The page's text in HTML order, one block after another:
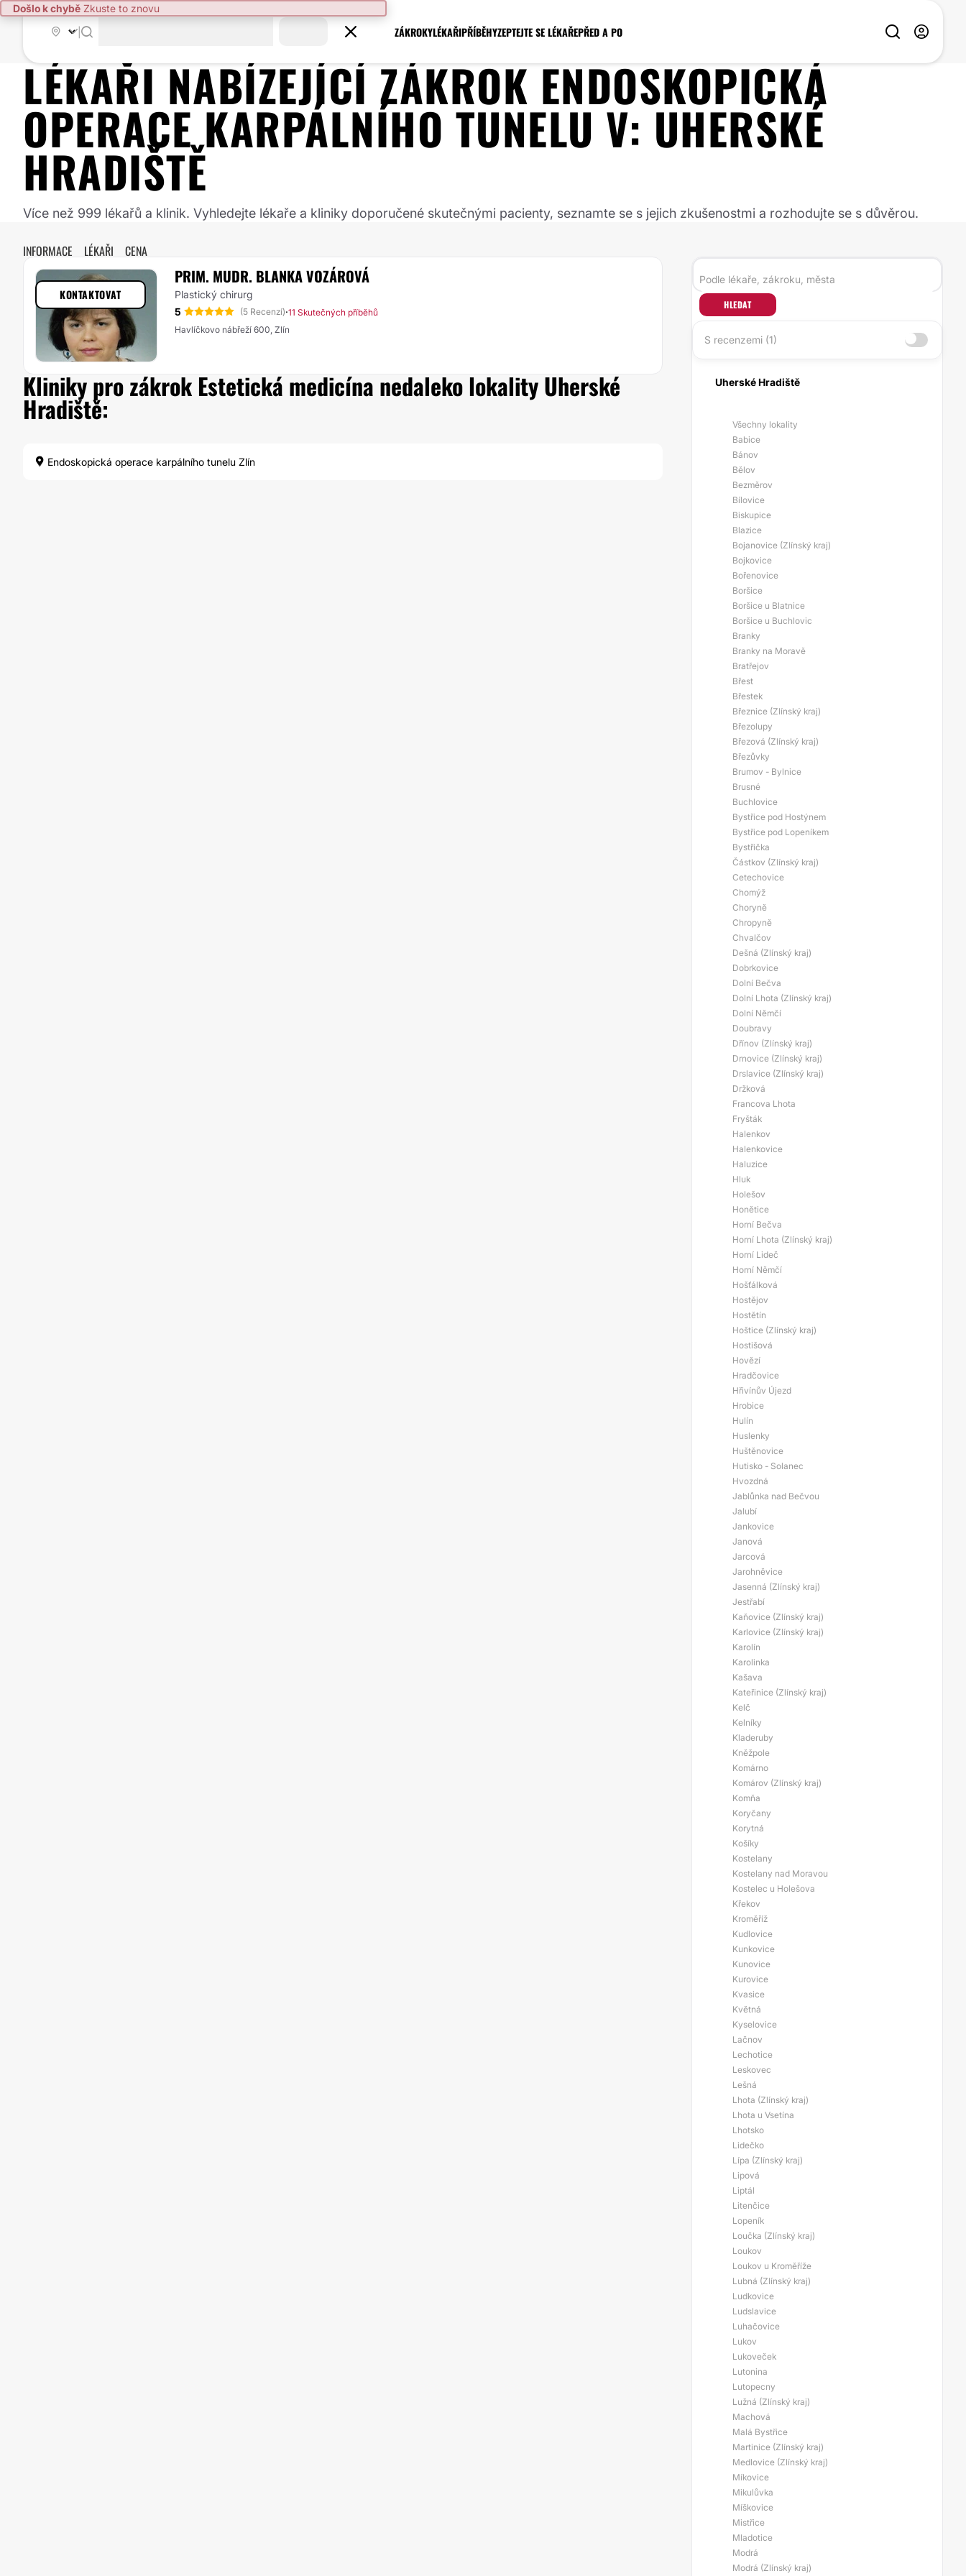
Došlo k chybě Zkuste to znovu
ZÁKROKYLÉKAŘIPŘÍBĚHYZEPTEJTE SE LÉKAŘEPŘED A PO
LÉKAŘI NABÍZEJÍCÍ ZÁKROKENDOSKOPICKÁ
OPERACE KARPÁLNÍHO TUNELU V: UHERSKÉ
HRADIŠTĚ
Více než 999 lékařů a klinik. Vyhledejte lékaře a kliniky doporučené skutečnými pacienty, seznamte se s jejich zkušenostmi a rozhodujte se s důvěrou.
INFORMACE LÉKAŘI CENA
PRIM. MUDR. BLANKA VOZÁROVÁ
Plastický chirurg
5
(5 Recenzí)·11 Skutečných příběhů
Havlíčkovo nábřeží 600, Zlín
KONTAKTOVAT
Kliniky pro zákrok Estetická medicína nedaleko lokality Uherské
Hradiště:
Endoskopická operace karpálního tunelu Zlín
HLEDAT
S recenzemi (1)
Uherské Hradiště
Všechny lokality
Babice
Bánov
Bělov
Bezměrov
Bílovice
Biskupice
Blazice
Bojanovice (Zlínský kraj)
Bojkovice
Bořenovice
Boršice
Boršice u Blatnice
Boršice u Buchlovic
Branky
Branky na Moravě
Bratřejov
Břest
Břestek
Březnice (Zlínský kraj)
Březolupy
Březová (Zlínský kraj)
Březůvky
Brumov - Bylnice
Brusné
Buchlovice
Bystřice pod Hostýnem
Bystřice pod Lopeníkem
Bystřička
Částkov (Zlínský kraj)
Cetechovice
Chomýž
Choryně
Chropyně
Chvalčov
Dešná (Zlínský kraj)
Dobrkovice
Dolní Bečva
Dolní Lhota (Zlínský kraj)
Dolní Němčí
Doubravy
Dřínov (Zlínský kraj)
Drnovice (Zlínský kraj)
Drslavice (Zlínský kraj)
Držková
Francova Lhota
Fryšták
Halenkov
Halenkovice
Haluzice
Hluk
Holešov
Honětice
Horní Bečva
Horní Lhota (Zlínský kraj)
Horní Lideč
Horní Němčí
Hošťálková
Hostějov
Hostětín
Hoštice (Zlínský kraj)
Hostišová
Hovězí
Hradčovice
Hřivínův Újezd
Hrobice
Hulín
Huslenky
Huštěnovice
Hutisko - Solanec
Hvozdná
Jablůnka nad Bečvou
Jalubí
Jankovice
Janová
Jarcová
Jarohněvice
Jasenná (Zlínský kraj)
Jestřabí
Kaňovice (Zlínský kraj)
Karlovice (Zlínský kraj)
Karolín
Karolinka
Kašava
Kateřinice (Zlínský kraj)
Kelč
Kelníky
Kladeruby
Kněžpole
Komárno
Komárov (Zlínský kraj)
Komňa
Koryčany
Korytná
Košíky
Kostelany
Kostelany nad Moravou
Kostelec u Holešova
Křekov
Kroměříž
Kudlovice
Kunkovice
Kunovice
Kurovice
Kvasice
Květná
Kyselovice
Lačnov
Lechotice
Leskovec
Lešná
Lhota (Zlínský kraj)
Lhota u Vsetína
Lhotsko
Lidečko
Lípa (Zlínský kraj)
Lipová
Liptál
Litenčice
Lopeník
Loučka (Zlínský kraj)
Loukov
Loukov u Kroměříže
Lubná (Zlínský kraj)
Ludkovice
Ludslavice
Luhačovice
Lukov
Lukoveček
Lutonina
Lutopecny
Lužná (Zlínský kraj)
Machová
Malá Bystřice
Martinice (Zlínský kraj)
Medlovice (Zlínský kraj)
Míkovice
Mikulůvka
Míškovice
Mistřice
Mladotice
Modrá
Modrá (Zlínský kraj)